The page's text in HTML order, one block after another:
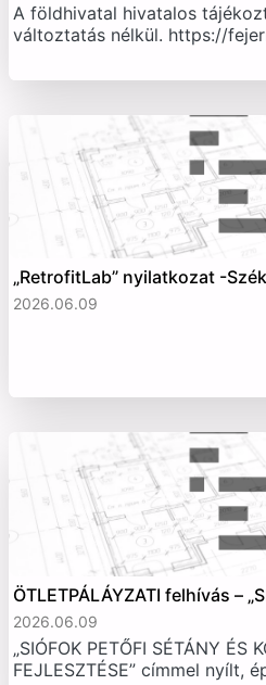
A földhivatal hivatalos
változtatás nélkül. https://
„RetrofitLab” nyilatkozat -
2026.06.09
ÖTLETPÁLÁYZATI felhívás –
2026.06.09
„SIÓFOK PETŐFI SÉTÁNY ÉS
FEJLESZTÉSE” címmel nyílt,